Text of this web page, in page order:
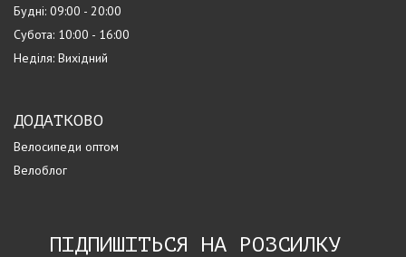
Будні: 09:00 - 20:00
Субота: 10:00 - 16:00
Неділя: Вихідний
ДОДАТКОВО
Велосипеди оптом
Велоблог
ПІДПИШІТЬСЯ НА РОЗСИЛКУ